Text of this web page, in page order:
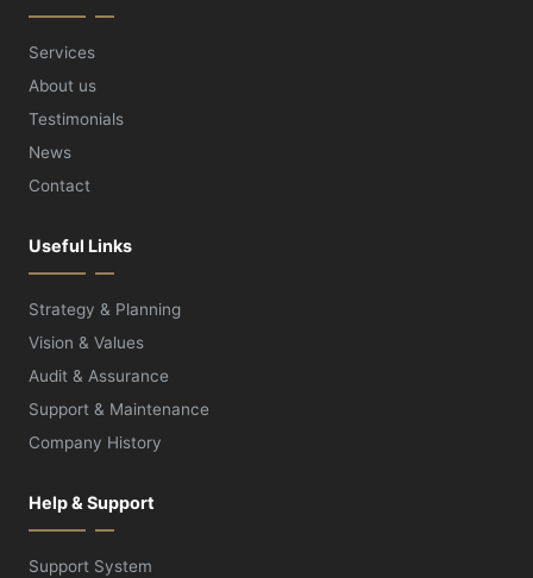
Services
About us
Testimonials
News
Contact
Useful Links
Strategy & Planning
Vision & Values
Audit & Assurance
Support & Maintenance
Company History
Help & Support
Support System